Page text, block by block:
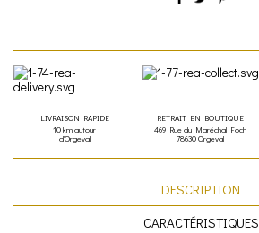
LIVRAISON RAPIDE
10 km autour
d'Orgeval
RETRAIT EN BOUTIQUE
469 Rue du Maréchal Foch
78630 Orgeval
DESCRIPTION
CARACTÉRISTIQUES